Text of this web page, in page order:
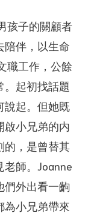
孩子的關顧者
陪伴，以生命
職工作，公餘
。起初找話題
說起。但她既
啟小兄弟的内
的，是曾替其
老師。Joanne
們外出看一齣
為小兄弟帶來